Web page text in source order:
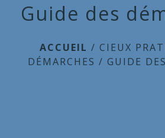
Guide des
ACCUEIL / CIEUX
DÉMARCHES / GUIDE